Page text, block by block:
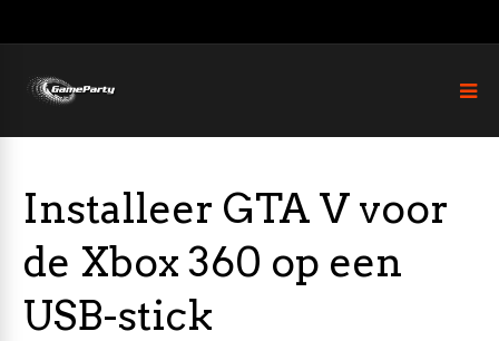
Installeer GTA V voor
de Xbox 360 op een
USB-stick